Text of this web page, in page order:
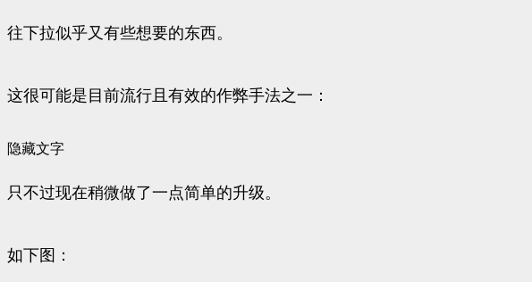
往下拉似乎又有些想要的东西。
这很可能是目前流行且有效的作弊手法之一：
隐藏文字
只不过现在稍微做了一点简单的升级。
如下图：